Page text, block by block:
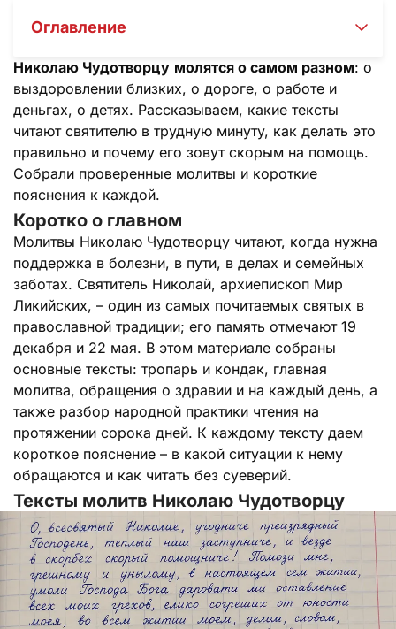
Оглавление
Николаю Чудотворцу молятся о самом разном: о
выздоровлении близких, о дороге, о работе и
деньгах, о детях. Рассказываем, какие тексты
читают святителю в трудную минуту, как делать это
правильно и почему его зовут скорым на помощь.
Собрали проверенные молитвы и короткие
пояснения к каждой.
Коротко о главном
Молитвы Николаю Чудотворцу читают, когда нужна
поддержка в болезни, в пути, в делах и семейных
заботах. Святитель Николай, архиепископ Мир
Ликийских, – один из самых почитаемых святых в
православной традиции; его память отмечают 19
декабря и 22 мая. В этом материале собраны
основные тексты: тропарь и кондак, главная
молитва, обращения о здравии и на каждый день, а
также разбор народной практики чтения на
протяжении сорока дней. К каждому тексту даем
короткое пояснение – в какой ситуации к нему
обращаются и как читать без суеверий.
Тексты молитв Николаю Чудотворцу